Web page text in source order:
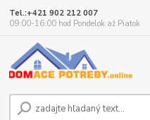
Tel.:+421 902 212 007
09:00-16:00 hod Pondelok až Piatok